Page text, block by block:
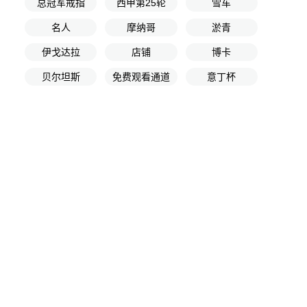
总冠军戒指 西甲第25轮 雪车
名人 摩纳哥 淤青
伊戈达拉 店铺 博卡
贝尔坦斯 免费观看通道 意丁杯